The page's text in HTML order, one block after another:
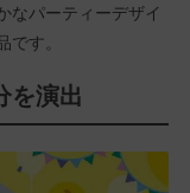
なパーティーデザイ
す。
を演出